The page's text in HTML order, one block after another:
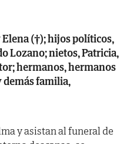
(†); hijos políticos,
Lozano; nietos, Patricia,
hermanos, hermanos
familia,
y asistan al funeral de